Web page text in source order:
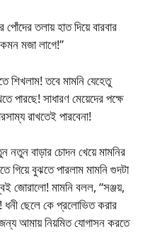
তলায় হাত দিয়ে বারবার
মজা লাগে!”
তবে মামনি যেহেতু
পারছে! সাধারণ মেয়েদের পক্ষে
রাখতেই পারবেনা!
নতুন বাড়ার চোদন খেয়ে মামনির
গিয়ে বুঝতে পারলাম মামনি গুদটা
জোরালো! মামনি বলল, “সঞ্জয়,
ছেলে কে প্রলোভিত করার
আমায় নিয়মিত যোগাসন করতে